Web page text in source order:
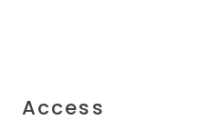
Access